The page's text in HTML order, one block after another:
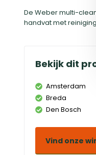
De Weber multi-
handvat met
Bekijk dit
Amsterdam
Breda
Den Bosch
Vind onze